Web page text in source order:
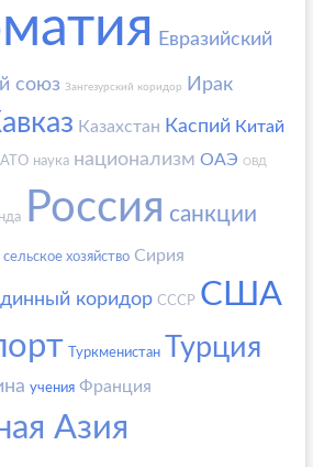
Евразийский
союз Зангезурский коридор Ирак
Казахстан Каспий Китай
наука национализм ОАЭ ОВД
Россия санкции
сельское хозяйство Сирия
коридор СССР США
Туркменистан Турция
учения Франция
Азия